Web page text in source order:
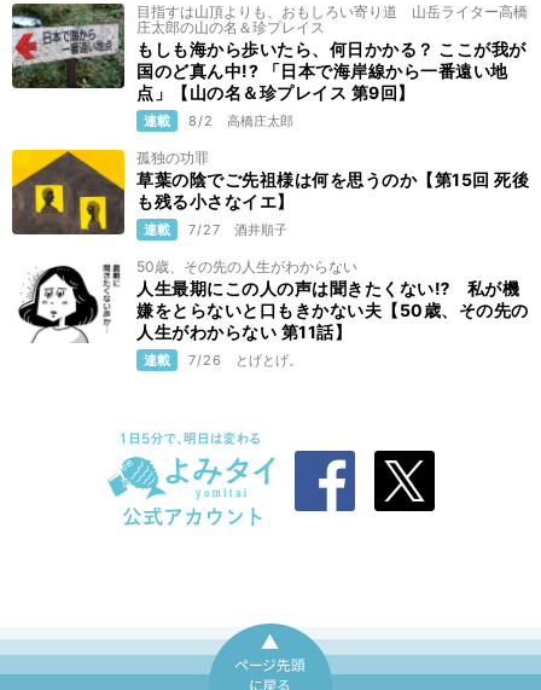
目指すは山頂よりも、おもしろい寄り道 山岳ライター高橋
庄太郎の山の名＆珍プレイス
もしも海から歩いたら、何日かかる？ ここが我が
国のど真ん中!? 「日本で海岸線から一番遠い地
点」【山の名＆珍プレイス 第9回】
連載 8/2 高橋庄太郎
孤独の功罪
草葉の陰でご先祖様は何を思うのか【第15回 死後
も残る小さなイエ】
連載 7/27 酒井順子
50歳、その先の人生がわからない
人生最期にこの人の声は聞きたくない⁉ 私が機
嫌をとらないと口もきかない夫【50歳、その先の
人生がわからない 第11話】
連載 7/26 とげとげ。